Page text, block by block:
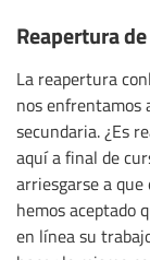
Reapertura
La reapertura
nos enfrentamos
secundaria. ¿Es
aquí a final de
arriesgarse a que
hemos aceptado
en línea su